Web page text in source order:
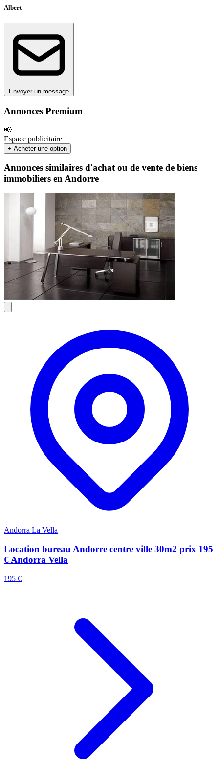
Annonces Premium
📢
Espace publicitaire
+ Acheter une option
Albert
Envoyer un message
Annonces similaires d'achat ou de vente de biens
immobiliers en Andorre
Andorra La Vella
Location bureau Andorre centre ville 30m2 prix 195
€ Andorra Vella
195 €